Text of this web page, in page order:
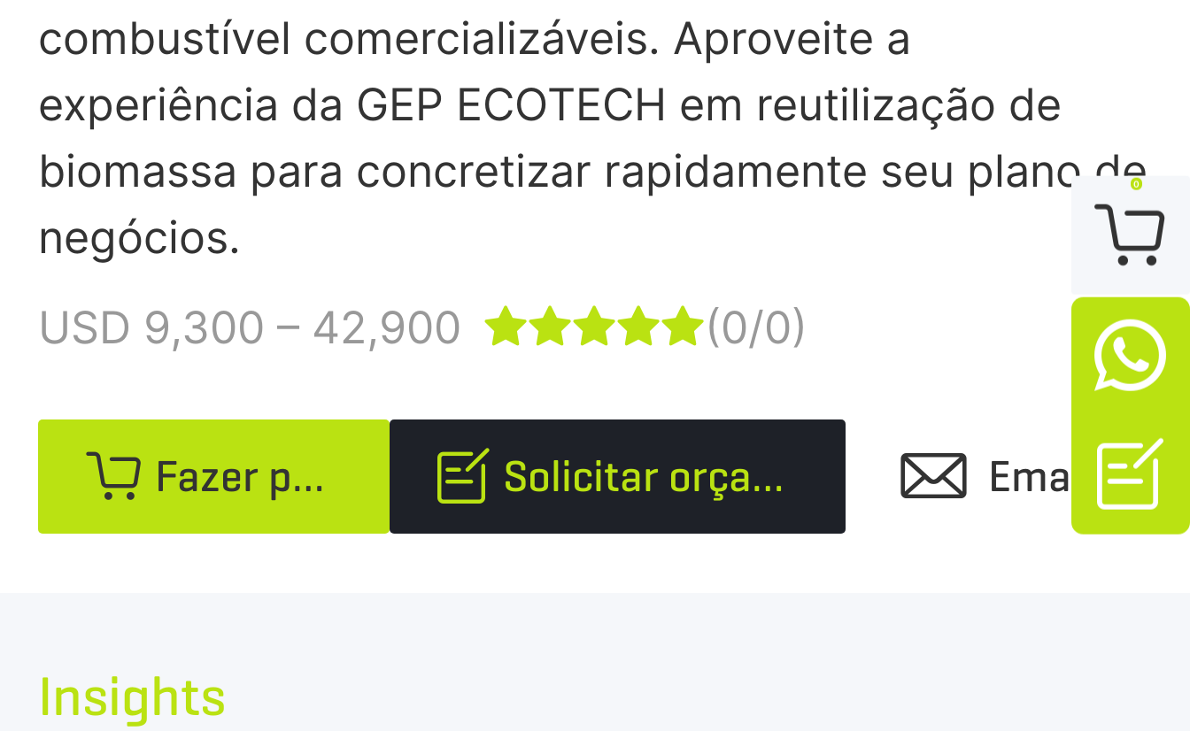
combustível comercializáveis. Aproveite a
experiência da GEP ECOTECH em reutilização de
biomassa para concretizar rapidamente seu plano de
negócios.
USD 9,300 – 42,900 (0/0)
Fazer pedido Solicitar orçamento Email Us
Insights

0

